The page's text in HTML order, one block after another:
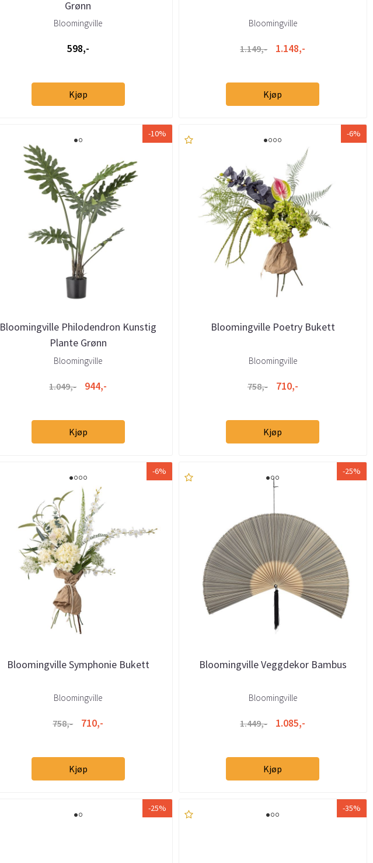
Grønn
Bloomingville
598,-
Kjøp
Bloomingville
1.149,- 1.148,-
Kjøp
-10%
Bloomingville Philodendron Kunstig
Plante Grønn
Bloomingville
1.049,- 944,-
Kjøp
-6%
Bloomingville Poetry Bukett
Bloomingville
758,- 710,-
Kjøp
-6%
Bloomingville Symphonie Bukett
Bloomingville
758,- 710,-
Kjøp
-25%
Bloomingville Veggdekor Bambus
Bloomingville
1.449,- 1.085,-
Kjøp
-25% -35%